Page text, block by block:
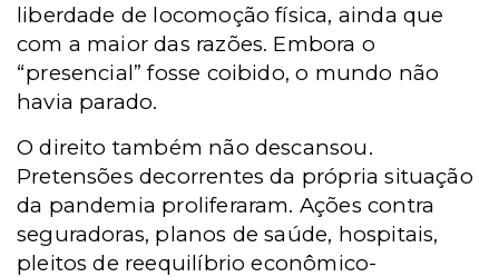
liberdade de locomoção física, ainda que
com a maior das razões. Embora o
“presencial” fosse coibido, o mundo não
havia parado.
O direito também não descansou.
Pretensões decorrentes da própria situação
da pandemia proliferaram. Ações contra
seguradoras, planos de saúde, hospitais,
pleitos de reequilíbrio econômico-